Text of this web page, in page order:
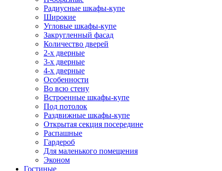
Радиусные шкафы-купе
Широкие
Угловые шкафы-купе
Закругленный фасад
Количество дверей
2-х дверные
3-х дверные
4-х дверные
Особенности
Во всю стену
Встроенные шкафы-купе
Под потолок
Раздвижные шкафы-купе
Открытая секция посередине
Распашные
Гардероб
Для маленького помещения
Эконом
Гостиные